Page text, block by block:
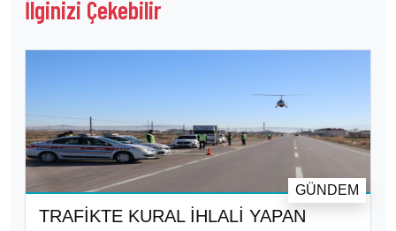
İlginizi Çekebilir
TRAFİKTE KURAL İHLALİ YAPAN
GÜNDEM